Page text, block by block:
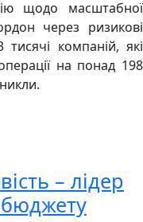
щодо масштабної
через ризикові
компаній, які
на понад 198
– лідер
бюджету